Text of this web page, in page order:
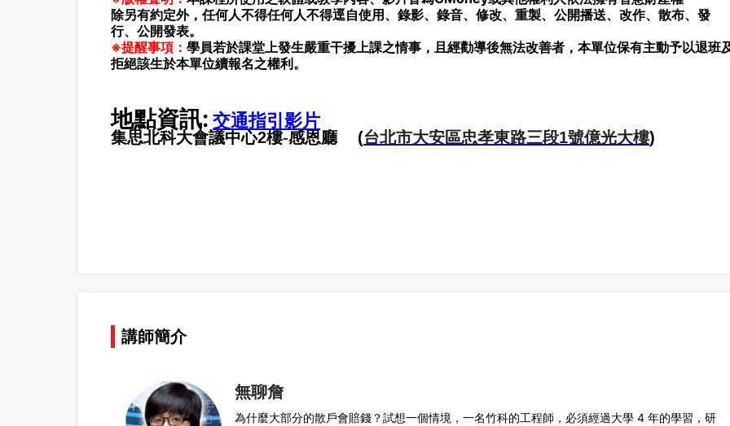
除另有約定外，任何人不得任何人不得逕自使用、錄影、錄音、修改、重製、公開播送、改作、散布、發
行、公開發表。
※提醒事項： 學員若於課堂上發生嚴重干擾上課之情事，且經勸導後無法改善者，本單位保有主動予以退班
拒絕該生於本單位續報名之權利。
地點資訊: 交通指引影片
集思北科大會議中心2樓-感恩廳 (台北市大安區忠孝東路三段1號億光大樓)
講師簡介
無聊詹
為什麼大部分的散戶會賠錢？試想一個情境，一名竹科的工程師，必須經過大學 4 年的學習，研